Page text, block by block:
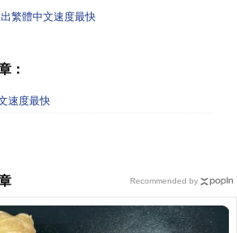
繁體中文速度最快
：
速度最快
Recommended by